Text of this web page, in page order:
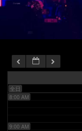
全日
5:00 AM
6:00 AM
7:00 AM
8:00 AM
9:00 AM